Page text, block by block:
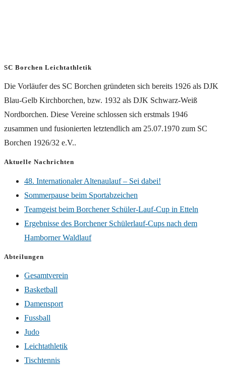
SC Borchen Leichtathletik
Die Vorläufer des SC Borchen gründeten sich bereits 1926 als DJK
Blau-Gelb Kirchborchen, bzw. 1932 als DJK Schwarz-Weiß
Nordborchen. Diese Vereine schlossen sich erstmals 1946
zusammen und fusionierten letztendlich am 25.07.1970 zum SC
Borchen 1926/32 e.V..
Aktuelle Nachrichten
48. Internationaler Altenaulauf – Sei dabei!
Sommerpause beim Sportabzeichen
Teamgeist beim Borchener Schüler-Lauf-Cup in Etteln
Ergebnisse des Borchener Schülerlauf-Cups nach dem
Hamborner Waldlauf
Abteilungen
Gesamtverein
Basketball
Damensport
Fussball
Judo
Leichtathletik
Tischtennis